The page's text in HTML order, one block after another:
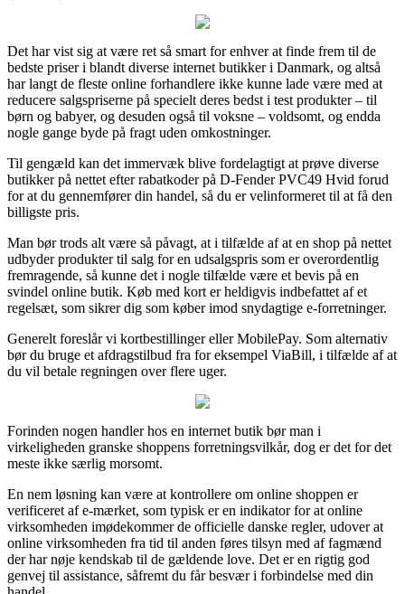
Det har vist sig at være ret så smart for enhver at finde frem til de
bedste priser i blandt diverse internet butikker i Danmark, og altså
har langt de fleste online forhandlere ikke kunne lade være med at
reducere salgspriserne på specielt deres bedst i test produkter – til
børn og babyer, og desuden også til voksne – voldsomt, og endda
nogle gange byde på fragt uden omkostninger.
Til gengæld kan det immervæk blive fordelagtigt at prøve diverse
butikker på nettet efter rabatkoder på D-Fender PVC49 Hvid forud
for at du gennemfører din handel, så du er velinformeret til at få den
billigste pris.
Man bør trods alt være så påvagt, at i tilfælde af at en shop på nettet
udbyder produkter til salg for en udsalgspris som er overordentlig
fremragende, så kunne det i nogle tilfælde være et bevis på en
svindel online butik. Køb med kort er heldigvis indbefattet af et
regelsæt, som sikrer dig som køber imod snydagtige e-forretninger.
Generelt foreslår vi kortbestillinger eller MobilePay. Som alternativ
bør du bruge et afdragstilbud fra for eksempel ViaBill, i tilfælde af at
du vil betale regningen over flere uger.
Forinden nogen handler hos en internet butik bør man i
virkeligheden granske shoppens forretningsvilkår, dog er det for det
meste ikke særlig morsomt.
En nem løsning kan være at kontrollere om online shoppen er
verificeret af e-mærket, som typisk er en indikator for at online
virksomheden imødekommer de officielle danske regler, udover at
online virksomheden fra tid til anden føres tilsyn med af fagmænd
der har nøje kendskab til de gældende love. Det er en rigtig god
genvej til assistance, såfremt du får besvær i forbindelse med din